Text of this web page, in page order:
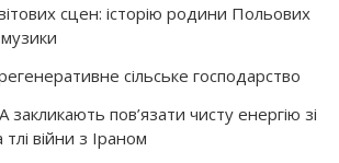
сцен: історію родини Польових
сільське господарство
пов’язати чисту енергію зі
війни з Іраном